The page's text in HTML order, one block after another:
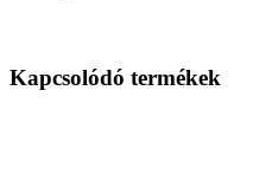
Kapcsolódó termékek